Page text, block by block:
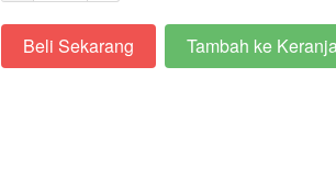
`Beli Sekarang `
Tambah ke